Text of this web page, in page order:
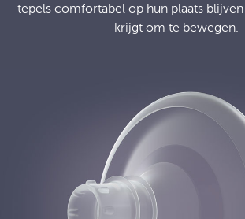
tepels comfortabel op hun plaats
krijgt om te bewegen.